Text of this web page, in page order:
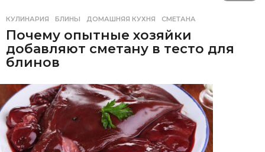
КУЛИНАРИЯ БЛИНЫ ,ДОМАШНЯЯ КУХНЯ ,СМЕТАНА
Почему опытные хозяйки
добавляют сметану в тесто для
блинов